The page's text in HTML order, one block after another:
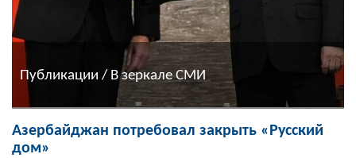
Публикации / В зеркале СМИ
Азербайджан потребовал закрыть «Русский
дом»